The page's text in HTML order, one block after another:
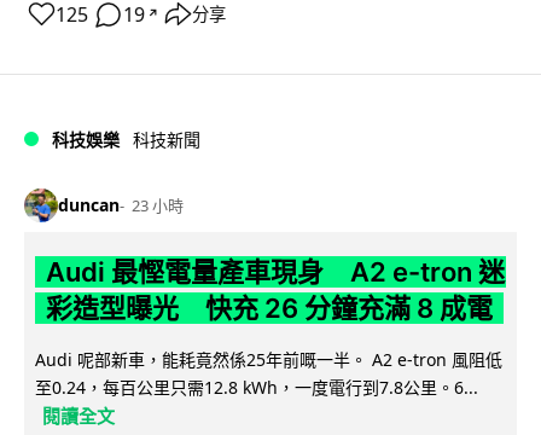
125 19 ↗ 分享
科技娛樂 科技新聞
duncan 23 小時
Audi 最慳電量產車現身 A2 e-tron 迷
彩造型曝光 快充 26 分鐘充滿 8 成電
Audi 呢部新車，能耗竟然係25年前嘅一半。 A2 e-tron 風阻低
至0.24，每百公里只需12.8 kWh，一度電行到7.8公里。6...
閱讀全文